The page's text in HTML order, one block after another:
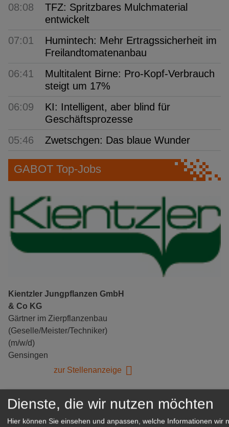
08:08
TFZ: Spritzbares Mulchmaterial
entwickelt
07:01
Humintech: Mehr Ertragssicherheit im
Freilandtomatenanbau
06:41
Multitalent Birne: Pro-Kopf-Verbrauch
steigt um 17%
06:09
KI: Intelligent, aber blind für
Geschäftsprozesse
05:46
Zwetschgen: Das blaue Wunder
GABOT Top-Jobs
Kientzler Jungpflanzen GmbH
& Co KG
Gärtner im Zierpflanzenbau
(Geselle/Meister/Techniker)
(m/w/d)
Gensingen
zur Stellenanzeige
Dienste, die wir nutzen möchten
Hier können Sie einsehen und anpassen, welche Informationen wir